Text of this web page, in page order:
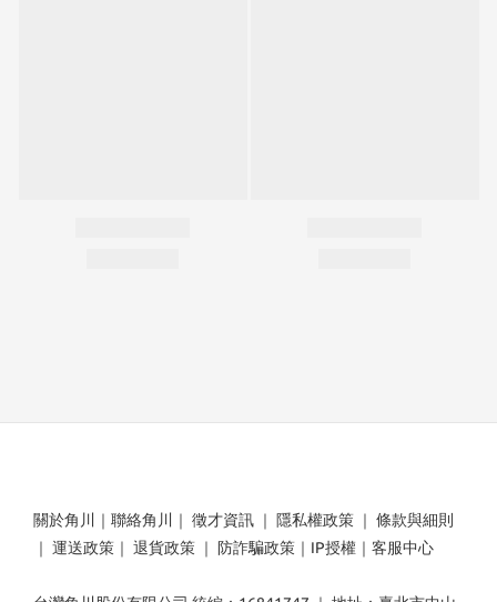
關於角川 ｜ 聯絡角川 ｜ 徵才資訊 ｜ 隱私權政策 ｜ 條款與細則
｜ 運送政策 ｜ 退貨政策 ｜ 防詐騙政策 ｜ IP授權 ｜ 客服中心